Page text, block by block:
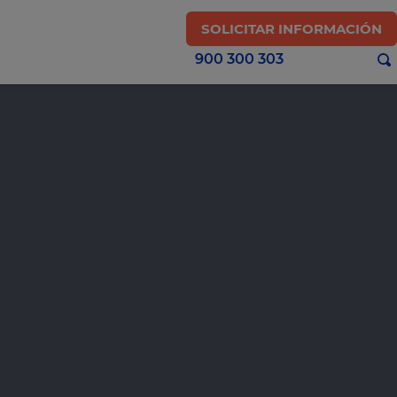
SOLICITAR INFORMACIÓN
900 300 303